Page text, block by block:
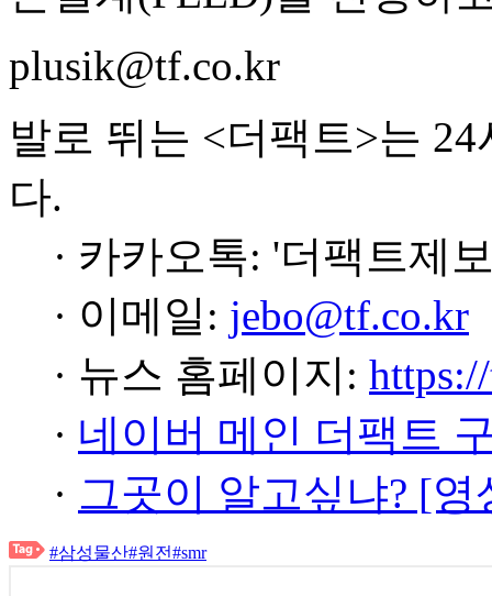
plusik@tf.co.kr
발로 뛰는 <더팩트>는
다.
· 카카오톡: '더팩트제
· 이메일: jebo@tf.co.kr
· 뉴스 홈페이지:
· 네이버 메인 더팩트
· 그곳이 알고싶냐? [
#삼성물산#원전#smr